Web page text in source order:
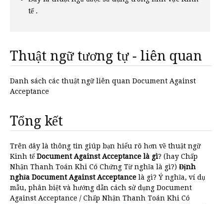
tế .
Thuật ngữ tương tự - liên quan
Danh sách các thuật ngữ liên quan Document Against
Acceptance
Tổng kết
Trên đây là thông tin giúp bạn hiểu rõ hơn về thuật ngữ
Kinh tếDocument Against Acceptance là gì? (hay Chấp
Nhận Thanh Toán Khi Có Chứng Từ nghĩa là gì?) Định
nghĩa Document Against Acceptance là gì? Ý nghĩa, ví dụ
mẫu, phân biệt và hướng dẫn cách sử dụng Document
Against Acceptance / Chấp Nhận Thanh Toán Khi Có